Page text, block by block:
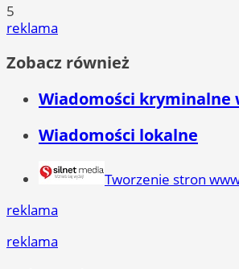
5
reklama
Zobacz również
Wiadomości kryminalne
Wiadomości lokalne
Tworzenie stron
reklama
reklama